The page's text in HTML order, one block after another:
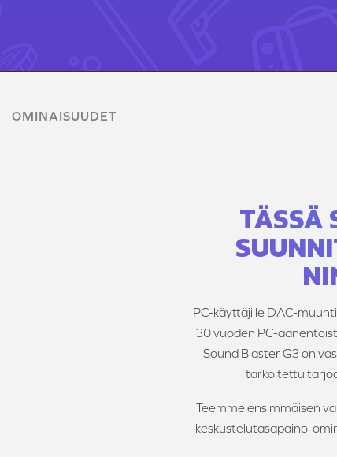
OMINAISUUDET
TÄSSÄ
PC-käyttäjille DAC-
30 vuoden PC-
Sound Blaster G3 on
tarkoitettu
Teemme ensimmäisen
keskustelutasapaino-